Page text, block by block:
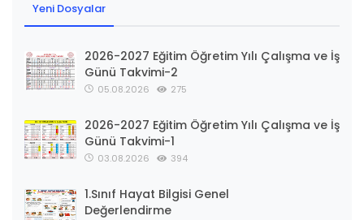
Yeni Dosyalar
2026-2027 Eğitim Öğretim Yılı Çalışma ve İş
Günü Takvimi-2
05.08.2026 275
2026-2027 Eğitim Öğretim Yılı Çalışma ve İş
Günü Takvimi-1
03.08.2026 394
1.Sınıf Hayat Bilgisi Genel
Değerlendirme